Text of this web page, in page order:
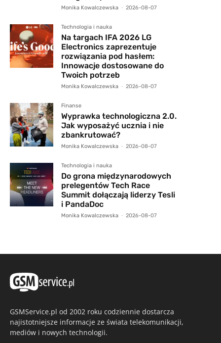
Monika Kowalczewska - 2026-08-07
Technologia i nauka
Na targach IFA 2026 LG
Electronics zaprezentuje
rozwiązania pod hasłem:
Innowacje dostosowane do
Twoich potrzeb
Monika Kowalczewska - 2026-08-07
Finanse
Wyprawka technologiczna 2.0.
Jak wyposażyć ucznia i nie
zbankrutować?
Monika Kowalczewska - 2026-08-07
Technologia i nauka
Do grona międzynarodowych
prelegentów Tech Race
Summit dołączają liderzy Tesli
i PandaDoc
Monika Kowalczewska - 2026-08-07
GSMService.pl od 2002 roku codziennie dostarcza
najistotniejsze informacje ze świata telekomunikacji,
mediów i nowych technologii.